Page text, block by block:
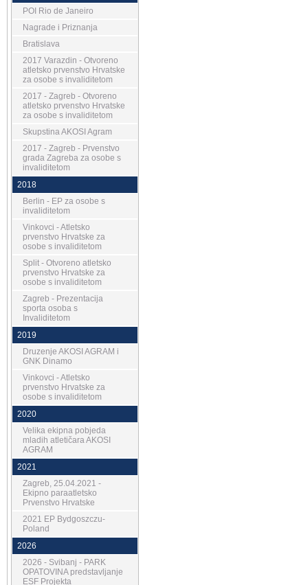
POI Rio de Janeiro
Nagrade i Priznanja
Bratislava
2017 Varazdin - Otvoreno
atletsko prvenstvo Hrvatske
za osobe s invaliditetom
2017 - Zagreb - Otvoreno
atletsko prvenstvo Hrvatske
za osobe s invaliditetom
Skupstina AKOSI Agram
2017 - Zagreb - Prvenstvo
grada Zagreba za osobe s
invaliditetom
2018
Berlin - EP za osobe s
invaliditetom
Vinkovci - Atletsko
prvenstvo Hrvatske za
osobe s invaliditetom
Split - Otvoreno atletsko
prvenstvo Hrvatske za
osobe s invaliditetom
Zagreb - Prezentacija
sporta osoba s
Invaliditetom
2019
Druzenje AKOSI AGRAM i
GNK Dinamo
Vinkovci - Atletsko
prvenstvo Hrvatske za
osobe s invaliditetom
2020
Velika ekipna pobjeda
mladih atletičara AKOSI
AGRAM
2021
Zagreb, 25.04.2021 -
Ekipno paraatletsko
Prvenstvo Hrvatske
2021 EP Bydgoszczu-
Poland
2026
2026 - Svibanj - PARK
OPATOVINA predstavljanje
ESF Projekta